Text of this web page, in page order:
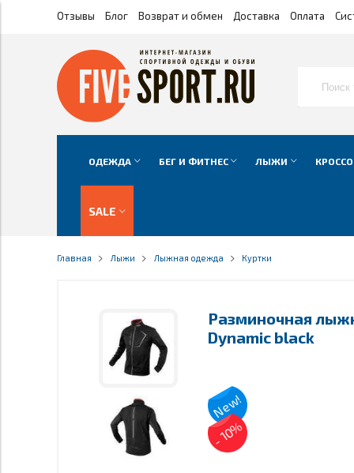
Отзывы Блог Возврат и обмен Доставка Оплата
ОДЕЖДА БЕГ И ФИТНЕС ЛЫЖИ
SALE
Главная Лыжи Лыжная одежда Куртки
Разминочная
Dynamic black
New!
- 10%